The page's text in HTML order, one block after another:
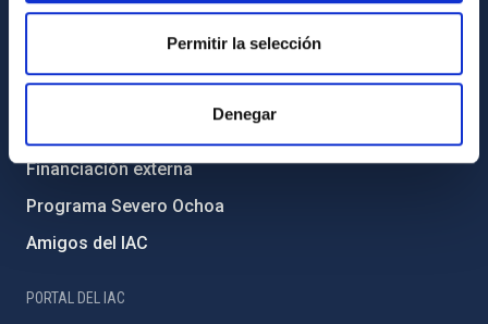
Permitir la selección
Denegar
Igualdad y diversidad de género
Financiación externa
Programa Severo Ochoa
Amigos del IAC
PORTAL DEL IAC